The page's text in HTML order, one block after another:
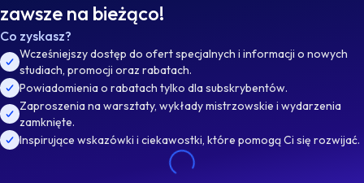
zawsze na bieżąco!
Co zyskasz?
Wcześniejszy dostęp do ofert specjalnych i informacji o nowych
studiach, promocji oraz rabatach.
Powiadomienia o rabatach tylko dla subskrybentów.
Zaproszenia na warsztaty, wykłady mistrzowskie i wydarzenia
zamknięte.
Inspirujące wskazówki i ciekawostki, które pomogą Ci się rozwijać.